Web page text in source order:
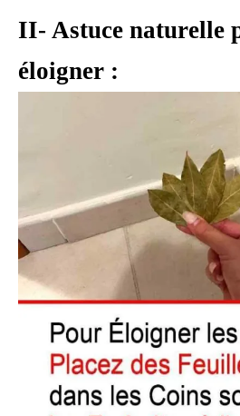
II- Astuce naturelle
éloigner :